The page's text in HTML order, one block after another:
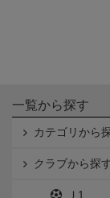
一覧から探す
カテゴリから
クラブから探
Ｊ1